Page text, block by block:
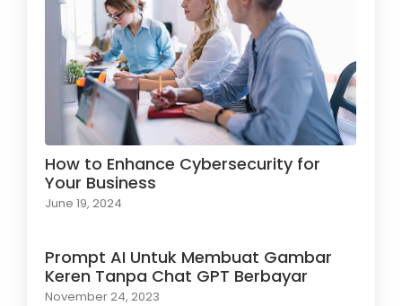
How to Enhance Cybersecurity for
Your Business
June 19, 2024
Prompt AI Untuk Membuat Gambar
Keren Tanpa Chat GPT Berbayar
November 24, 2023